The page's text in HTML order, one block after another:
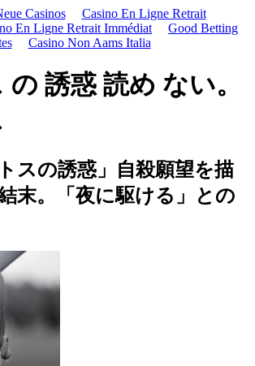
Casinos
Casino En Ligne Retrait
En Ligne Retrait Immédiat
Good Betting
Casino Non Aams Italia
誘惑 読め ない。
スの誘惑」自殺願望を描
末。「夜に駆ける」との